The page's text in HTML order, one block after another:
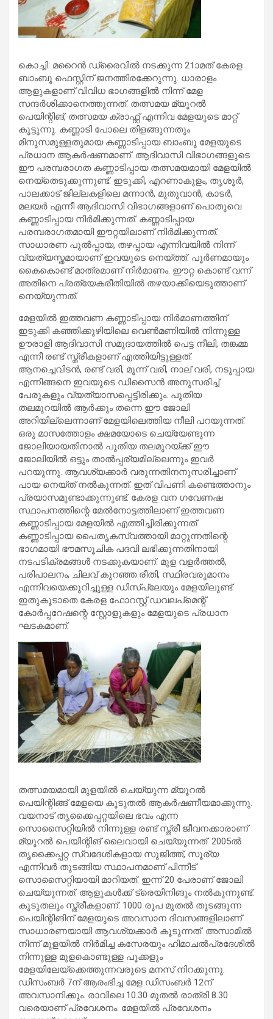
കൊച്ചി: മറൈന്‍ ഡ്രൈവില്‍ നടക്കുന്ന 21ാമത് കേരള
ബാംബൂ ഫെസ്റ്റിന് ജനത്തിരക്കേറുന്നു. ധാരാളം
ആളുകളാണ് വിവിധ ഭാഗങ്ങളില്‍ നിന്ന് മേള
സന്ദര്‍ശിക്കാനെത്തുന്നത്. തത്സമയ മ്യൂറല്‍
പെയിന്റിങ്, തത്സമയ ക്രാഫ്റ്റ് എന്നിവ മേളയുടെ മാറ്റ്
കൂട്ടുന്നു. കണ്ണാടി പോലെ തിളങ്ങുന്നതും
മിനുസമുള്ളതുമായ കണ്ണാടിപ്പായ ബാംബൂ മേളയുടെ
പ്രധാന ആകര്‍ഷണമാണ്. ആദിവാസി വിഭാഗങ്ങളുടെ
ഈ പരമ്പരാഗത കണ്ണാടിപ്പായ തത്സമയമായി മേളയില്‍
നെയ്തെടുക്കുന്നുണ്ട്. ഇടുക്കി, എറണാകുളം, തൃശൂര്‍,
പാലക്കാട് ജില്ലകളിലെ മന്നാന്‍, മുതുവാന്‍, കാടര്‍,
മലയര്‍ എന്നീ ആദിവാസി വിഭാഗങ്ങളാണ് പൊതുവെ
കണ്ണാടിപ്പായ നിര്‍മിക്കുന്നത്. കണ്ണാടിപ്പായ
പരമ്പരാഗതമായി ഈറ്റയിലാണ് നിര്‍മിക്കുന്നത്.
സാധാരണ പുല്‍പ്പായ, തഴപ്പായ എന്നിവയില്‍ നിന്ന്
വ്യത്യസ്തമായാണ് ഇവയുടെ നെയ്ത്ത്. പൂര്‍ണമായും
കൈകൊണ്ട് മാത്രമാണ് നിര്‍മാണം. ഈറ്റ കൊണ്ട് വന്ന്
അതിനെ പ്രത്യേകരീതിയില്‍ തഴയാക്കിയെടുത്താണ്
നെയ്യുന്നത്.
മേളയില്‍ ഇത്തവണ കണ്ണാടിപ്പായ നിര്‍മാണത്തിന്
ഇടുക്കി കഞ്ഞിക്കുഴിയിലെ വെണ്‍മണിയില്‍ നിന്നുള്ള
ഊരാളി ആദിവാസി സമുദായത്തില്‍ പെട്ട നീലി, തങ്കമ്മ
എന്നീ രണ്ട് സ്ത്രീകളാണ് എത്തിയിട്ടുള്ളത്.
ആനച്ചെവിടന്‍, രണ്ട് വരി, മൂന്ന് വരി, നാല് വരി, നടുപ്പായ
എന്നിങ്ങനെ ഇവയുടെ ഡിസൈന്‍ അനുസരിച്ച്
പേരുകളും വ്യത്യാസപ്പെട്ടിരിക്കും. പുതിയ
തലമുറയില്‍ ആര്‍ക്കും തന്നെ ഈ ജോലി
അറിയില്ലെന്നാണ് മേളയിലെത്തിയ നീലി പറയുന്നത്.
ഒരു മാസത്തോളം ക്ഷമയോടെ ചെയ്യേണ്ടുന്ന
ജോലിയായതിനാല്‍ പുതിയ തലമുറയ്ക്ക് ഈ
ജോലിയില്‍ ഒട്ടും താല്‍പ്പര്യമില്ലെന്നും ഇവര്‍
പറയുന്നു. ആവശ്യക്കാര്‍ വരുന്നതിനനുസരിച്ചാണ്
പായ നെയ്ത് നല്‍കുന്നത്. ഇത് വിപണി കണ്ടെത്താനും
പ്രയാസമുണ്ടാക്കുന്നുണ്ട്. കേരള വന ഗവേണഷ
സ്ഥാപനത്തിന്റെ മേല്‍നോട്ടത്തിലാണ് ഇത്തവണ
കണ്ണാടിപ്പായ മേളയില്‍ എത്തിച്ചിരിക്കുന്നത്.
കണ്ണാടിപ്പായ പൈതൃകസ്വത്തായി മാറ്റുന്നതിന്റെ
ഭാഗമായി ഭൗമസൂചിക പദവി ലഭിക്കുന്നതിനായി
നടപടിക്രമങ്ങള്‍ നടക്കുകയാണ്. മുള വളര്‍ത്തല്‍,
പരിപാലനം, ചിലവ് കുറഞ്ഞ രീതി, സ്ഥിരവരുമാനം
എന്നിവയെക്കുറിച്ചുള്ള ഡിസ്പ്ലേയും മേളയിലുണ്ട്.
ഇതുകൂടാതെ കേരള ഫോറസ്റ്റ് ഡവലപ്മെന്റ്
കോര്‍പ്പറേഷന്റെ സ്റ്റോളുകളും മേളയുടെ പ്രധാന
ഘടകമാണ്.
തത്സമയമായി മുളയില്‍ ചെയ്യുന്ന മ്യൂറല്‍
പെയിന്റിങ്ങ് മേളയെ കൂടുതല്‍ ആകര്‍ഷണീയമാക്കുന്നു.
വയനാട് തൃക്കൈപ്പറ്റയിലെ ഭവം എന്ന
സൊസൈറ്റിയില്‍ നിന്നുള്ള രണ്ട് സ്ത്രീ ജീവനക്കാരാണ്
മ്യൂറല്‍ പെയിന്റിങ് ലൈവായി ചെയ്യുന്നത്. 2005ല്‍
തൃക്കൈപ്പറ്റ സ്വദേശികളായ സുജിത്ത്, സൂര്യ
എന്നിവര്‍ തുടങ്ങിയ സ്ഥാപനമാണ് പിന്നീട്
സൊസൈറ്റിയായി മാറിയത്. ഇന്ന് 20 പേരാണ് ജോലി
ചെയ്യുന്നത്. ആളുകള്‍ക്ക് ട്രെയിനിങും നല്‍കുന്നുണ്ട്.
കൂടുതലും സ്ത്രീകളാണ്. 1000 രൂപ മുതല്‍ തുടങ്ങുന്ന
പെയിന്റിങിന് മേളയുടെ അവസാന ദിവസങ്ങളിലാണ്
സാധാരണയായി ആവശ്യക്കാര്‍ കൂടുന്നത്. അസാമില്‍
നിന്ന് മുളയില്‍ നിര്‍മിച്ച കസേരയും ഹിമാചല്‍പ്രദേശില്‍
നിന്നുള്ള മുളകൊണ്ടുള്ള പൂക്കളും
മേളയിലേയ്ക്കെത്തുന്നവരുടെ മനസ് നിറക്കുന്നു.
ഡിസംബര്‍ 7ന് ആരംഭിച്ച മേള ഡിസംബര്‍ 12ന്
അവസാനിക്കും. രാവിലെ 10.30 മുതല്‍ രാത്രി 8.30
വരെയാണ് പ്രവേശനം. മേളയില്‍ പ്രവേശനം